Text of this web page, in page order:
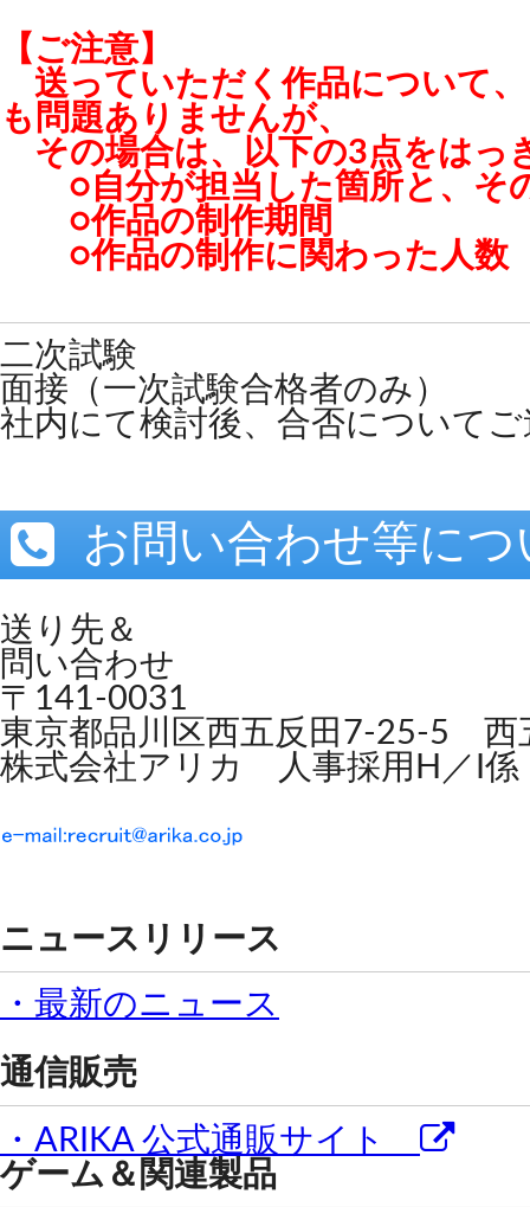
【ご注意】
送っていただく作品について
も問題ありませんが、
その場合は、以下の3点をはっ
○自分が担当した箇所と、そ
○作品の制作期間
○作品の制作に関わった人数
二次試験
面接（一次試験合格者のみ）
社内にて検討後、合否について
お問い合わせ等につ
送り先＆
問い合わせ
〒141-0031
東京都品川区西五反田7-25-5 西
株式会社アリカ 人事採用H／I係
ニュースリリース
・最新のニュース
通信販売
・ARIKA 公式通販サイト
ゲーム＆関連製品